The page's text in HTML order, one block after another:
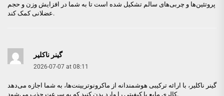
پروتئین‌ها و چربی‌های سالم تشکیل شده است تا به شما در افزایش وزن و حجم
عضلانی کمک کند.
گینر ناکلیر
2026-07-07 at 08:11
گینر ناکلیر ، با ارائه ترکیبی هوشمندانه از ماکرونوتریینت‌ها، به شما اجازه می‌دهد
کالری مایع با کیفیتی را وارد بدن کنید که به سرعت جذب می‌شود.